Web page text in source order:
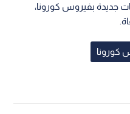
جديدة بفيروس كورونا،
كورونا